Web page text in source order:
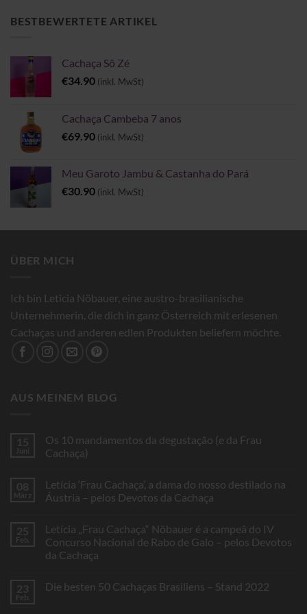
€6.00
BESTBEWERTETE ARTIKEL
Cachaça Sô Zé
€34.90 (inkl. MwSt)
Cachaça Cambeba 7 anos
€69.90 (inkl. MwSt)
Meu Garoto Jambu & Castanha do Pará
€30.90 (inkl. MwSt)
ÜBER MICH
Ich bin Leticia Nöbauer, eine austro-brasilianische
Unternehmerin, die dich in ganz Österreich mit erlesenen
Cachaças und anderen edlen Produkten beliefern möchte.
AUS MEINEM BLOG
15
Juni
Os 10 mandamentos da degustação (e da Frau
Cachaça)
zu
Os
10
degustação
(e
da
Frau
08
März
Letícia ‘Frau Cachaça’, a dama do nosso destilado na
Áustria – pelos Devotos da Cachaça
zu
Letícia
‘Frau
Cachaça’,
do
nosso
25
Feb.
Letícia „Frau Cachaça“ Nöbauer é a campeã do IV
Concurso Nacional de Rabo de Galo – pelos Devotos
da Cachaça
zu
23
Feb.
Die besten 50 Cachaças Brasiliens – Stand 2022